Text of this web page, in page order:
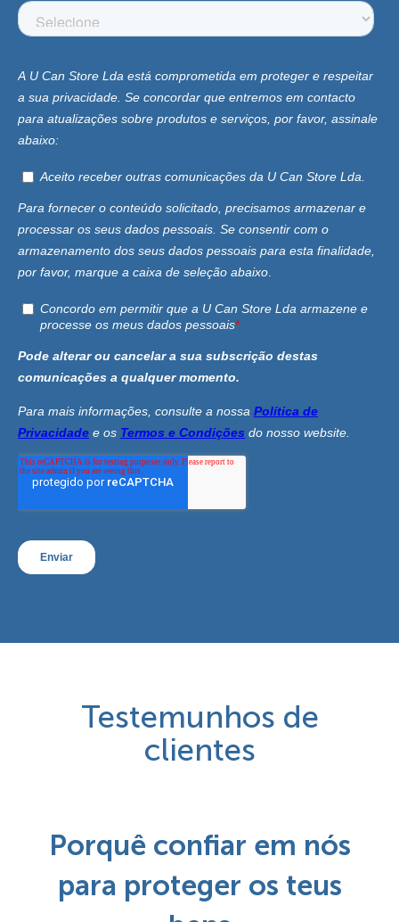
Testemunhos de
clientes
Porquê confiar em nós
para proteger os teus